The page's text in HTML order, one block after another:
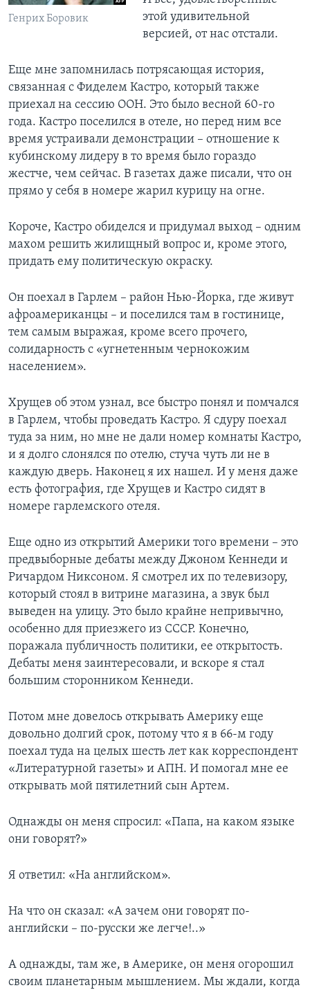
Генрих Боровик
этой удивительной
версией, от нас отстали.
Еще мне запомнилась потрясающая история,
связанная с Фиделем Кастро, который также
приехал на сессию ООН. Это было весной 60-го
года. Кастро поселился в отеле, но перед ним все
время устраивали демонстрации – отношение к
кубинскому лидеру в то время было гораздо
жестче, чем сейчас. В газетах даже писали, что он
прямо у себя в номере жарил курицу на огне.
Короче, Кастро обиделся и придумал выход – одним
махом решить жилищный вопрос и, кроме этого,
придать ему политическую окраску.
Он поехал в Гарлем – район Нью-Йорка, где живут
афроамериканцы – и поселился там в гостинице,
тем самым выражая, кроме всего прочего,
солидарность с «угнетенным чернокожим
населением».
Хрущев об этом узнал, все быстро понял и помчался
в Гарлем, чтобы проведать Кастро. Я сдуру поехал
туда за ним, но мне не дали номер комнаты Кастро,
и я долго слонялся по отелю, стуча чуть ли не в
каждую дверь. Наконец я их нашел. И у меня даже
есть фотография, где Хрущев и Кастро сидят в
номере гарлемского отеля.
Еще одно из открытий Америки того времени – это
предвыборные дебаты между Джоном Кеннеди и
Ричардом Никсоном. Я смотрел их по телевизору,
который стоял в витрине магазина, а звук был
выведен на улицу. Это было крайне непривычно,
особенно для приезжего из СССР. Конечно,
поражала публичность политики, ее открытость.
Дебаты меня заинтересовали, и вскоре я стал
большим сторонником Кеннеди.
Потом мне довелось открывать Америку еще
довольно долгий срок, потому что я в 66-м году
поехал туда на целых шесть лет как корреспондент
«Литературной газеты» и АПН. И помогал мне ее
открывать мой пятилетний сын Артем.
Однажды он меня спросил: «Папа, на каком языке
они говорят?»
Я ответил: «На английском».
На что он сказал: «А зачем они говорят по-
английски – по-русски же легче!..»
А однажды, там же, в Америке, он меня огорошил
своим планетарным мышлением. Мы ждали, когда